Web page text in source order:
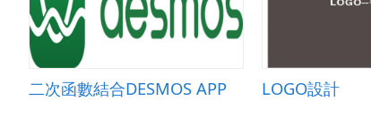
二次函數結合DESMOS APP LOGO設計